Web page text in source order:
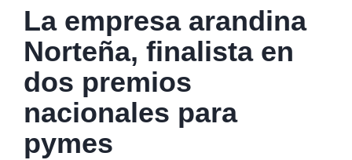
La empresa arandina
Norteña, finalista en
dos premios
nacionales para
pymes